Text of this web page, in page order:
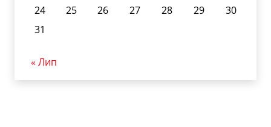
24
25 26 27 28 29
30
31
« Лип